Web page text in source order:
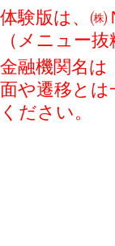
体験版は、㈱
（メニュー
金融機関名は
面や遷移と
ください。